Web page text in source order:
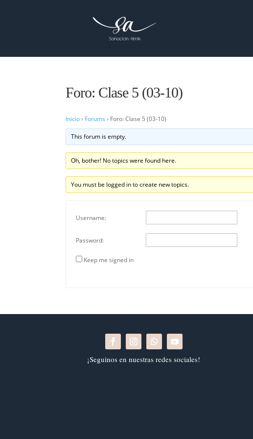
Foro: Clase 5 (03-10)
Inicio › Forums › Foro: Clase 5 (03-10)
This forum is empty.
Oh, bother! No topics were found here.
You must be logged in to create new topics.
Username:
Password:
Keep me signed in
¡Seguinos en nuestras redes sociales!